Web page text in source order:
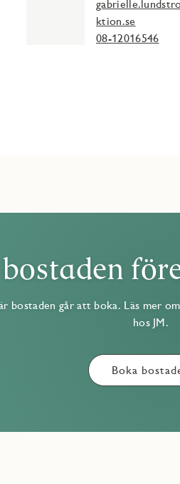
ktion.se
08-12016546
bostaden går att boka. Läs mer
hos JM.
Boka